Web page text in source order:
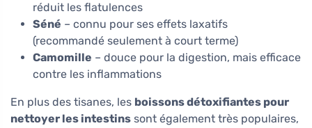
réduit les flatulences
Séné – connu pour ses effets laxatifs
(recommandé seulement à court terme)
Camomille – douce pour la digestion, mais efficace
contre les inflammations
En plus des tisanes, les boissons détoxifiantes pour
nettoyer les intestins sont également très populaires,